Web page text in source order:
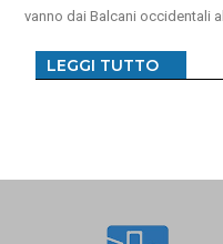
vanno dai Balcani occidentali al
LEGGI TUTTO